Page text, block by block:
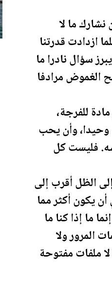
ما لا
ازدادت قدرتنا
سؤال نادرا ما
الغموض مرادفا
للفرجة،
وحيدا، وأن يحب
فليست كل
الظل أقرب إلى
يكون أكثر مما
ما إذا كنا ما
المرور ولا
لا ملفات مفتوحة